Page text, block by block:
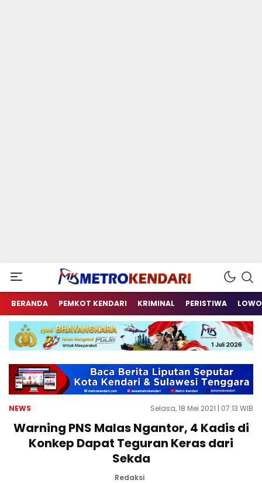
metrokendari
Berita Terkini Sulawesi Tenggara
BERANDA PEMKOT KENDARI KRIMINAL PERISTIWA
NEWS Selasa, 18 Mei 2021 | 07:13 WIB
Warning PNS Malas Ngantor, 4 Kadis di
Konkep Dapat Teguran Keras dari
Sekda
Redaksi